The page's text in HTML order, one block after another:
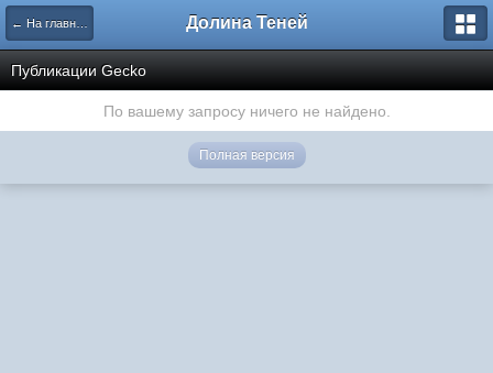
← На главную Долина Теней
Публикации Gecko
По вашему запросу ничего не найдено.
Полная версия